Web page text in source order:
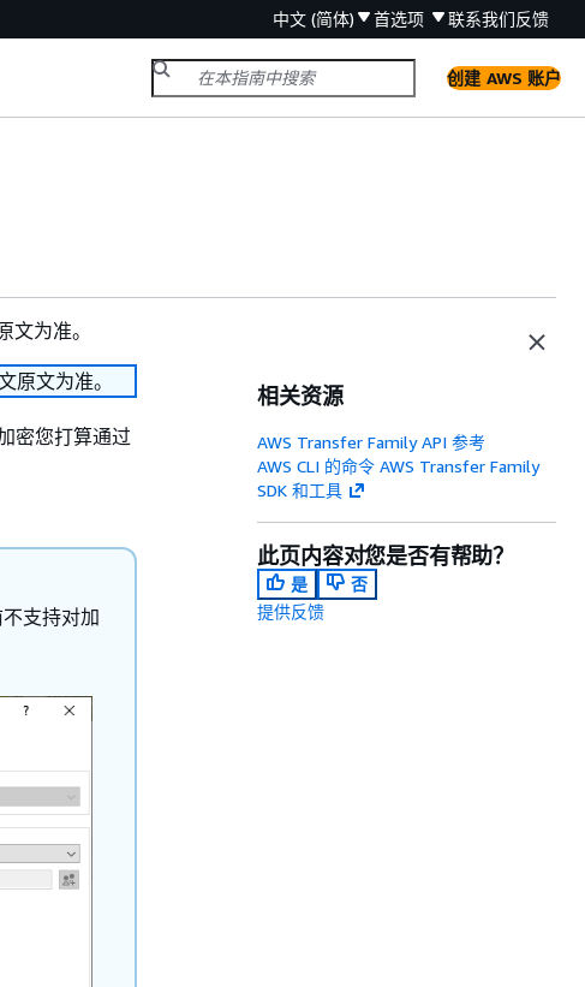
中文 (简体) 首选项 联系我们反馈
创建 AWS 账户
为准。
原文为准。
密您打算通过
支持对加
相关资源
AWS Transfer Family API 参考
AWS CLI 的命令 AWS Transfer Family
SDK 和工具
此页内容对您是否有帮助？
是
否
提供反馈